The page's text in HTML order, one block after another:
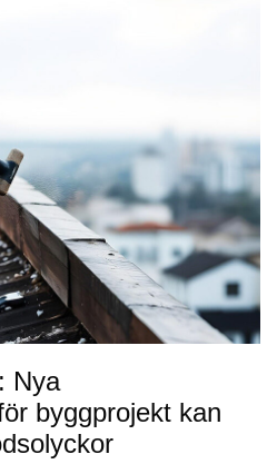
Nya
byggprojekt kan